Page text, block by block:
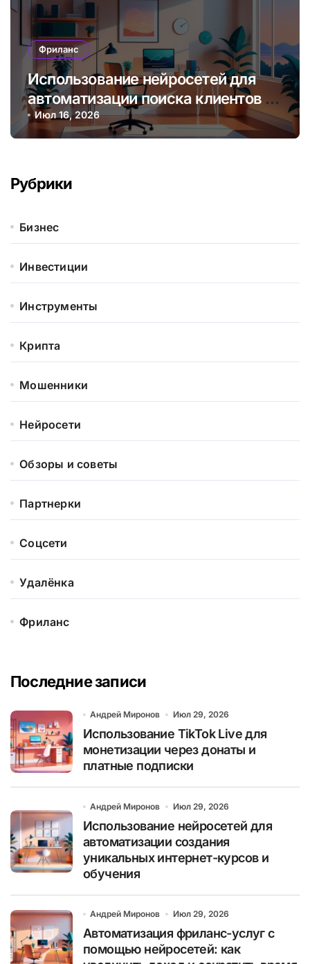
Фриланс
Использование нейросетей для
автоматизации поиска клиентов и
управления проектами
фрилансера
Июл 16, 2026
Рубрики
Бизнес
Инвестиции
Инструменты
Крипта
Мошенники
Нейросети
Обзоры и советы
Партнерки
Соцсети
Удалёнка
Фриланс
Последние записи
Андрей Миронов Июл 29, 2026
Использование TikTok Live для
монетизации через донаты и
платные подписки
Андрей Миронов Июл 29, 2026
Использование нейросетей для
автоматизации создания
уникальных интернет-курсов и
обучения
Андрей Миронов Июл 29, 2026
Автоматизация фриланс-услуг с
помощью нейросетей: как